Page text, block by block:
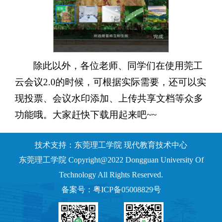
除此以外，各位老师、同学们在使用莞工
云会议2.0的时候，可根据实际需要，还可以实
现投票、会议水印添加、上传共享文档等众多
功能哦。大家赶快下载用起来吧~~
技术支持：东莞理工学院 现代教育技术中心
东莞理工学院 Copyright@2022 Dongguan University Of
Technology All Rights Reserved.
备案号：粤ICP备05008829号